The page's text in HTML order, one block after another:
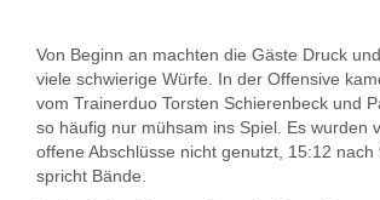
Von Beginn an machten die Gäste Druck
viele schwierige Würfe. In der Offensive
vom Trainerduo Torsten Schierenbeck und
so häufig nur mühsam ins Spiel. Es wurden
offene Abschlüsse nicht genutzt, 15:12 nach
spricht Bände.